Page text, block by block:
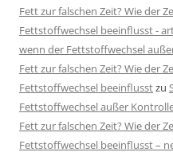
Fett zur falschen Zeit? Wie der
Fettstoffwechsel beeinflusst -
wenn der Fettstoffwechsel
Fett zur falschen Zeit? Wie der
Fettstoffwechsel beeinflusstzu
Fettstoffwechsel außer
Fett zur falschen Zeit? Wie der
Fettstoffwechsel beeinflusst –